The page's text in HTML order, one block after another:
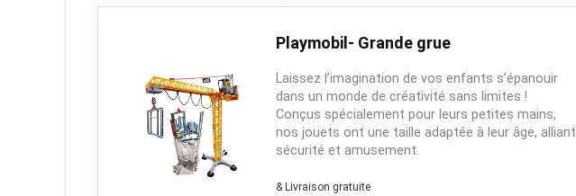
Playmobil- Grande grue
Laissez l’imagination de vos enfants s’épanouir
dans un monde de créativité sans limites !
Conçus spécialement pour leurs petites mains,
nos jouets ont une taille adaptée à leur âge, alliant
sécurité et amusement.
& Livraison gratuite